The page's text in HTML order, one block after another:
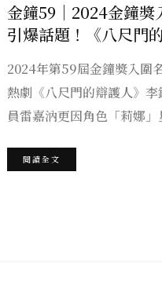
金鐘59｜2024金鐘獎
引爆話題！《八尺門
2024年第59屆金鐘獎入圍
熱劇《八尺門的辯護人》
員雷嘉汭更因角色「莉娜
閱讀全文